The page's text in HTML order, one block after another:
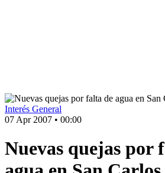
Interés General
07 Apr 2007 • 00:00
Nuevas quejas por